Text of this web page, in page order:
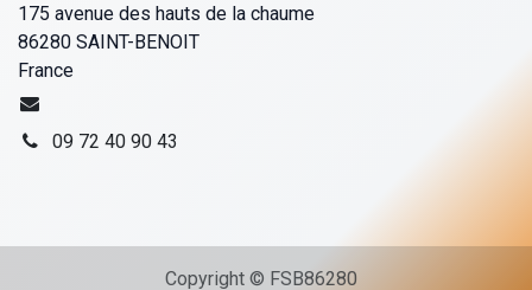
175 avenue des hauts de la chaume
86280 SAINT-BENOIT
France
09 72 40 90 43
Copyright © FSB86280